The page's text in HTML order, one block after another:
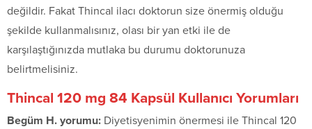
değildir. Fakat Thincal ilacı doktorun size önermiş olduğu
şekilde kullanmalısınız, olası bir yan etki ile de
karşılaştığınızda mutlaka bu durumu doktorunuza
belirtmelisiniz.
Thincal 120 mg 84 Kapsül Kullanıcı Yorumları
Begüm H. yorumu: Diyetisyenimin önermesi ile Thincal 120